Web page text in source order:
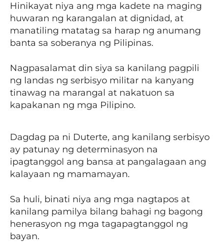
Hinikayat niya ang mga kadete na maging
huwaran ng karangalan at dignidad, at
manatiling matatag sa harap ng anumang
banta sa soberanya ng Pilipinas.
Nagpasalamat din siya sa kanilang pagpili
ng landas ng serbisyo militar na kanyang
tinawag na marangal at nakatuon sa
kapakanan ng mga Pilipino.
Dagdag pa ni Duterte, ang kanilang serbisyo
ay patunay ng determinasyon na
ipagtanggol ang bansa at pangalagaan ang
kalayaan ng mamamayan.
Sa huli, binati niya ang mga nagtapos at
kanilang pamilya bilang bahagi ng bagong
henerasyon ng mga tagapagtanggol ng
bayan.